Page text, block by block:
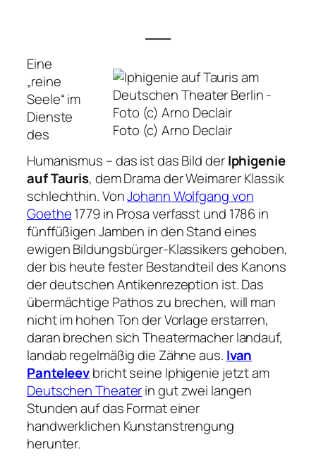
Foto (c) Arno Declair
Eine
„reine
Seele“ im
Dienste
des
Humanismus – das ist das Bild derIphigenie
auf Tauris, dem Drama der Weimarer Klassik
schlechthin. VonJohann Wolfgang von
Goethe1779 in Prosa verfasst und 1786 in
fünffüßigen Jamben in den Stand eines
ewigen Bildungsbürger-Klassikers gehoben,
der bis heute fester Bestandteil des Kanons
der deutschen Antikenrezeption ist. Das
übermächtige Pathos zu brechen, will man
nicht im hohen Ton der Vorlage erstarren,
daran brechen sich Theatermacher landauf,
landab regelmäßig die Zähne aus. Ivan
Panteleevbricht seine Iphigenie jetzt am
Deutschen Theaterin gut zwei langen
Stunden auf das Format einer
handwerklichen Kunstanstrengung
herunter.